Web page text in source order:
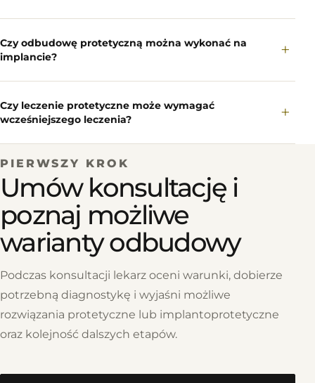
Czy odbudowę protetyczną można wykonać na
implancie?
+
Czy leczenie protetyczne może wymagać
wcześniejszego leczenia?
+
PIERWSZY KROK
Umów konsultację i
poznaj możliwe
warianty odbudowy
Podczas konsultacji lekarz oceni warunki, dobierze
potrzebną diagnostykę i wyjaśni możliwe
rozwiązania protetyczne lub implantoprotetyczne
oraz kolejność dalszych etapów.